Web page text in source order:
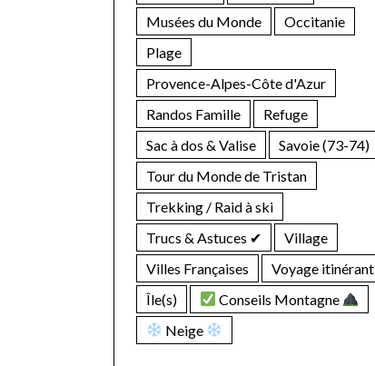
Musées du Monde
Occitanie
Plage
Provence-Alpes-Côte d'Azur
Randos Famille
Refuge
Sac à dos & Valise
Savoie (73-74)
Tour du Monde de Tristan
Trekking / Raid à ski
Trucs & Astuces ✔︎
Village
Villes Françaises
Voyage itinérant
Île(s)
Conseils Montagne
Neige